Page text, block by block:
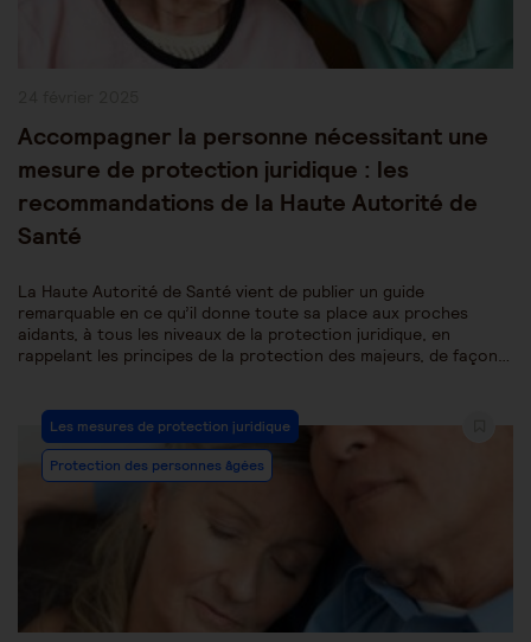
Accompagner la personne nécessitant une
mesure de protection juridique : les
recommandations de la Haute Autorité de
Santé
La Haute Autorité de Santé vient de publier un guide
remarquable en ce qu’il donne toute sa place aux proches
aidants, à tous les niveaux de la protection juridique, en
rappelant les principes de la protection des majeurs, de façon…
Post
Category:
Les mesures de protection juridique
Protection des personnes âgées